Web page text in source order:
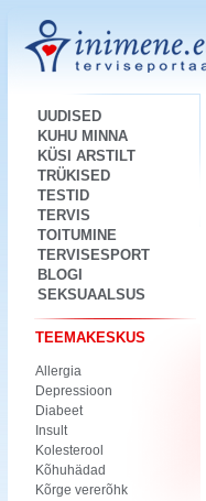
UUDISED
KUHU MINNA
KÜSI ARSTILT
TRÜKISED
TESTID
TERVIS
TOITUMINE
TERVISESPORT
BLOGI
SEKSUAALSUS
TEEMAKESKUS
Allergia
Depressioon
Diabeet
Insult
Kolesterool
Kõhuhädad
Kõrge vererõhk